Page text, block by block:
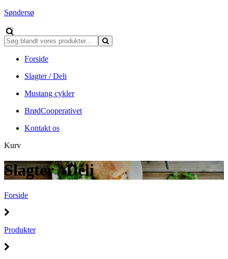
Søndersø
Forside
Slagter / Deli
Mustang cykler
BrødCooperativet
Kontakt os
Kurv
Slagter / Deli
Forside
Produkter